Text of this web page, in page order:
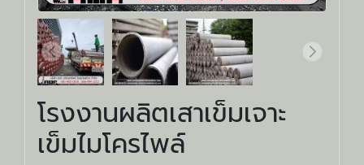
โรงงานผลิตเสาเข็มเจาะ
เข็มไมโครไพล์